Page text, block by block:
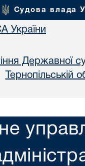
Судова влада
України
Державної
Тернопільській